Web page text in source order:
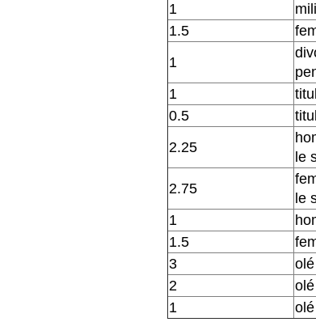
1
1.5
1
1
0.5
2.25
le
2.75
le
1
1.5
3
2
1